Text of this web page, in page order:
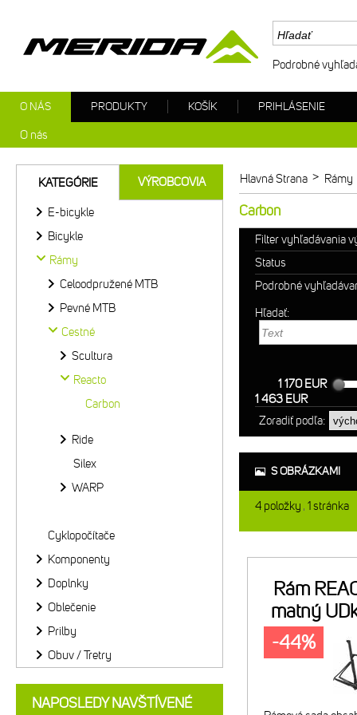
Hlavná Strana > Rámy
Carbon
Filter vyhľadávania
Status
Podrobné
Hľadať:
1 170 EUR
1 463 EUR
Zoradiť podľa:
S OBRÁZKAMI
4 položky 1stránka
Rám
matný
-44%
KATEGÓRIE VÝROBCOVIA
E-bicykle
Bicykle
Rámy
Celoodpružené MTB
Pevné MTB
Cestné
Scultura
Reacto
Carbon
Ride
Silex
WARP
Cyklopočítače
Komponenty
Doplnky
Oblečenie
Prilby
Obuv / Tretry
NAPOSLEDY NAVŠTÍVENÉ
Podrobné
O NÁS
O nás
PRODUKTY KOŠÍK PRIHLÁSENIE